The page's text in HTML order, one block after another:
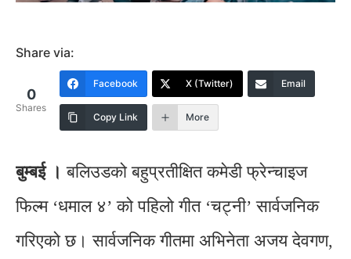
Share via:
0
Shares
Facebook X (Twitter) Email
Copy Link More
बुम्बई । बलिउडको बहुप्रतीक्षित कमेडी फ्रेन्चाइज
फिल्म ‘धमाल ४’ को पहिलो गीत ‘चट्नी’ सार्वजनिक
गरिएको छ। सार्वजनिक गीतमा अभिनेता अजय देवगण,